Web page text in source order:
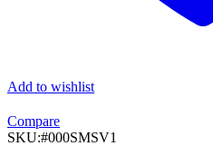
Add to wishlist
Compare
SKU:#000SMSV1